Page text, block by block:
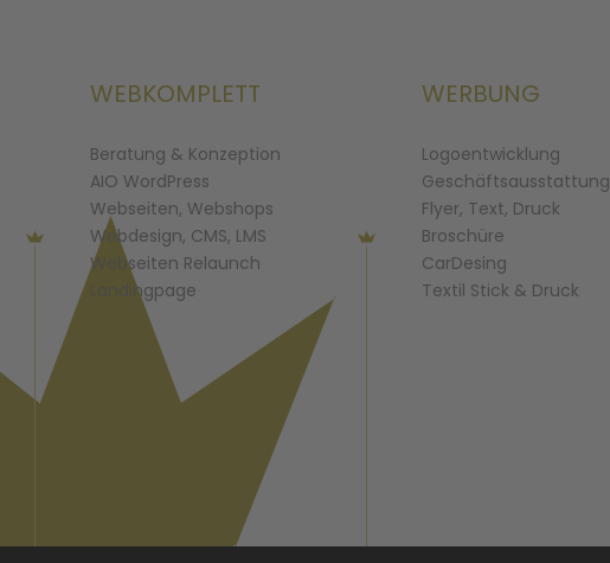
WEBKOMPLETT
Beratung & Konzeption
AIO WordPress
Webseiten, Webshops
Webdesign, CMS, LMS
Webseiten Relaunch
Landingpage
WERBUNG
Logoentwicklung
Geschäftsausstattung
Flyer, Text, Druck
Broschüre
CarDesing
Textil Stick & Druck